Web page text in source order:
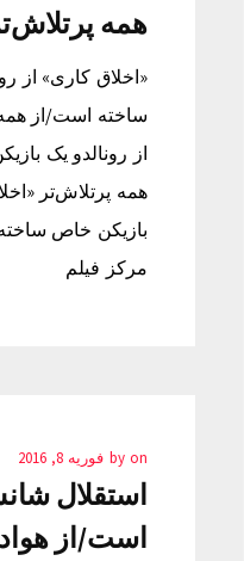
همه
«اخلاق کاری» از
ساخته است/از
از رونالدو یک
همه پرتلاش‌تر
بازیکن خاص
مرکز فیلم
by on فوریه 8, 2016
استقلال
است/از